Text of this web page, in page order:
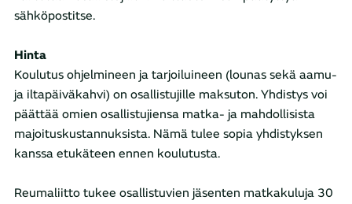
sähköpostitse.
Hinta
Koulutus ohjelmineen ja tarjoiluineen (lounas sekä aamu-
ja iltapäiväkahvi) on osallistujille maksuton. Yhdistys voi
päättää omien osallistujiensa matka- ja mahdollisista
majoituskustannuksista. Nämä tulee sopia yhdistyksen
kanssa etukäteen ennen koulutusta.
Reumaliitto tukee osallistuvien jäsenten matkakuluja 30